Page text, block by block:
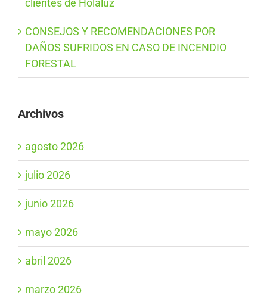
CONSEJOS Y RECOMENDACIONES POR
DAÑOS SUFRIDOS EN CASO DE INCENDIO
FORESTAL
Archivos
agosto 2026
julio 2026
junio 2026
mayo 2026
abril 2026
marzo 2026